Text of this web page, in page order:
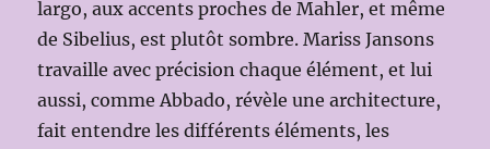
largo, aux accents proches de Mahler, et même
de Sibelius, est plutôt sombre. Mariss Jansons
travaille avec précision chaque élément, et lui
aussi, comme Abbado, révèle une architecture,
fait entendre les différents éléments, les